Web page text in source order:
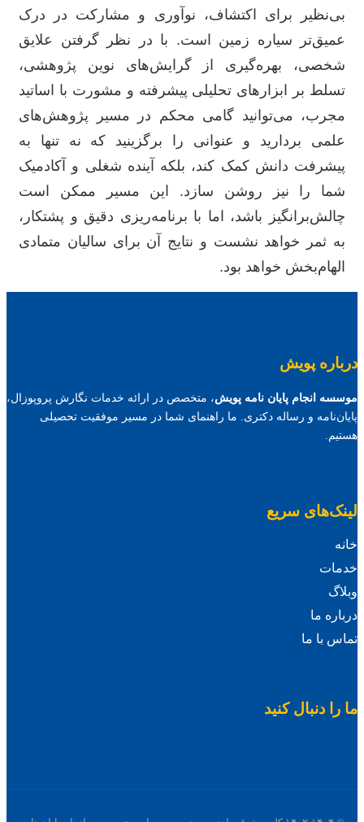
بی‌نظیر برای اکتشاف، نوآوری و مشارکت در درک
عمیق‌تر سیاره زمین است. با در نظر گرفتن علایق
شخصی، بهره‌گیری از گرایش‌های نوین پژوهشی،
تسلط بر ابزارهای تحلیلی پیشرفته و مشورت با اساتید
مجرب، می‌توانید گامی محکم در مسیر پژوهش‌های
علمی بردارید و عنوانی را برگزینید که نه تنها به
پیشرفت دانش کمک کند، بلکه آینده شغلی و آکادمیک
شما را نیز روشن سازد. این مسیر ممکن است
چالش‌برانگیز باشد، اما با برنامه‌ریزی دقیق و پشتکار،
به ثمر خواهد نشست و نتایج آن برای سالیان متمادی
الهام‌بخش خواهد بود.
درباره پویش
موسسه انجام پایان نامه پویش، متخصص در ارائه خدمات نگارش پروپوزال،
پایان‌نامه و رساله دکتری. ما راهنمای شما در مسیر موفقیت تحصیلی
هستیم.
لینک‌های سریع
خانه
خدمات
وبلاگ
درباره ما
تماس با ما
ما را دنبال کنید